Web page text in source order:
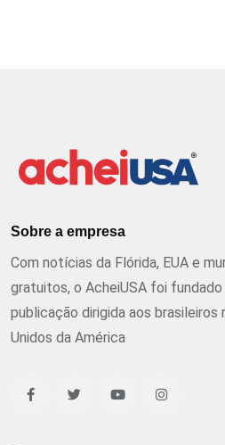
Sobre a empresa
Com notícias da Flórida, EUA e
gratuitos, o AcheiUSA foi
publicação dirigida aos
Unidos da América